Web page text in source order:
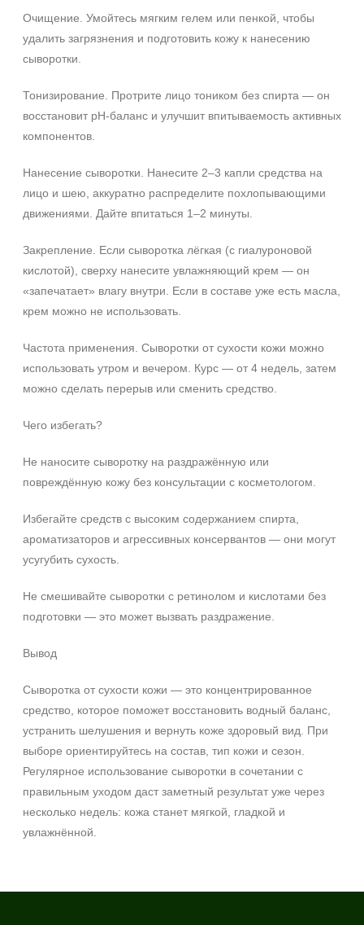
Очищение. Умойтесь мягким гелем или пенкой, чтобы
удалить загрязнения и подготовить кожу к нанесению
сыворотки.
Тонизирование. Протрите лицо тоником без спирта — он
восстановит pH-баланс и улучшит впитываемость активных
компонентов.
Нанесение сыворотки. Нанесите 2–3 капли средства на
лицо и шею, аккуратно распределите похлопывающими
движениями. Дайте впитаться 1–2 минуты.
Закрепление. Если сыворотка лёгкая (с гиалуроновой
кислотой), сверху нанесите увлажняющий крем — он
«запечатает» влагу внутри. Если в составе уже есть масла,
крем можно не использовать.
Частота применения. Сыворотки от сухости кожи можно
использовать утром и вечером. Курс — от 4 недель, затем
можно сделать перерыв или сменить средство.
Чего избегать?
Не наносите сыворотку на раздражённую или
повреждённую кожу без консультации с косметологом.
Избегайте средств с высоким содержанием спирта,
ароматизаторов и агрессивных консервантов — они могут
усугубить сухость.
Не смешивайте сыворотки с ретинолом и кислотами без
подготовки — это может вызвать раздражение.
Вывод
Сыворотка от сухости кожи — это концентрированное
средство, которое поможет восстановить водный баланс,
устранить шелушения и вернуть коже здоровый вид. При
выборе ориентируйтесь на состав, тип кожи и сезон.
Регулярное использование сыворотки в сочетании с
правильным уходом даст заметный результат уже через
несколько недель: кожа станет мягкой, гладкой и
увлажнённой.